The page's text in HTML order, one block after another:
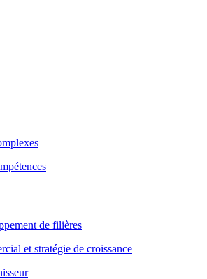
de filières
et stratégie de croissance